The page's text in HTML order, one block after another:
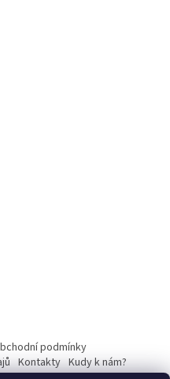
podmínky
Kontakty Kudy k nám?